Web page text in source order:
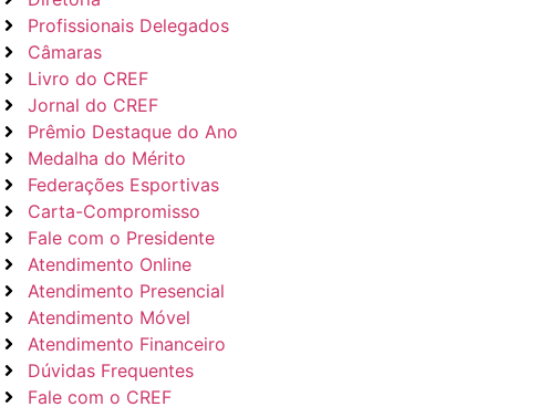
Profissionais Delegados
Câmaras
Livro do CREF
Jornal do CREF
Prêmio Destaque do Ano
Medalha do Mérito
Federações Esportivas
Carta-Compromisso
Fale com o Presidente
Atendimento Online
Atendimento Presencial
Atendimento Móvel
Atendimento Financeiro
Dúvidas Frequentes
Fale com o CREF